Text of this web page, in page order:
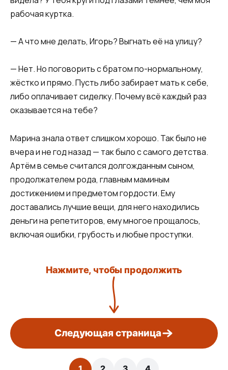
рабочая куртка.
— А что мне делать, Игорь? Выгнать её на улицу?
— Нет. Но поговорить с братом по-нормальному,
жёстко и прямо. Пусть либо забирает мать к себе,
либо оплачивает сиделку. Почему всё каждый раз
оказывается на тебе?
Марина знала ответ слишком хорошо. Так было не
вчера и не год назад — так было с самого детства.
Артём в семье считался долгожданным сыном,
продолжателем рода, главным маминым
достижением и предметом гордости. Ему
доставались лучшие вещи, для него находились
деньги на репетиторов, ему многое прощалось,
включая ошибки, грубость и любые проступки.
Нажмите, чтобы продолжить
Следующая страница